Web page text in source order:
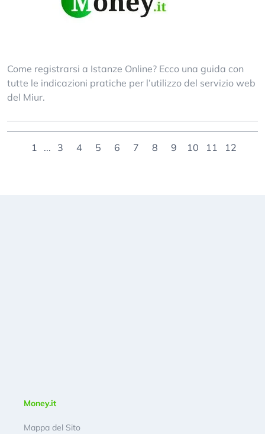
Come registrarsi a Istanze Online? Ecco una guida con
tutte le indicazioni pratiche per l’utilizzo del servizio web
del Miur.
1 ... 3 4 5 6 7 8 9 10 11 12
Money.it
Mappa del Sito